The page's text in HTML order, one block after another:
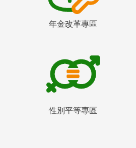
年金改革專區
性別平等專區